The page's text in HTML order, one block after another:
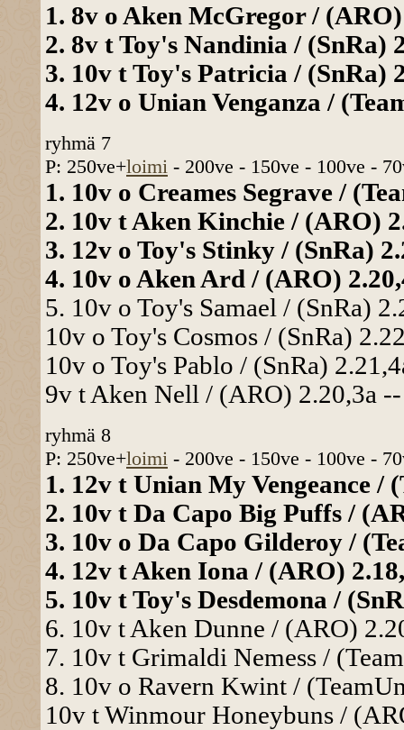
1. 8v o Aken McGregor /
2. 8v t Toy's Nandinia / (SnRa)
3. 10v t Toy's Patricia / (SnRa)
4. 12v o Unian Venganza /
ryhmä 7
P: 250ve+loimi - 200ve - 150ve - 100ve -
1. 10v o Creames Segrave /
2. 10v t Aken Kinchie / (ARO)
3. 12v o Toy's Stinky / (SnRa)
4. 10v o Aken Ard / (ARO)
5. 10v o Toy's Samael / (SnRa)
10v o Toy's Cosmos / (SnRa)
10v o Toy's Pablo / (SnRa)
9v t Aken Nell / (ARO) 2.20,3a
ryhmä 8
P: 250ve+loimi - 200ve - 150ve - 100ve -
1. 12v t Unian My Vengeance /
2. 10v t Da Capo Big Puffs /
3. 10v o Da Capo Gilderoy /
4. 12v t Aken Iona / (ARO)
5. 10v t Toy's Desdemona /
6. 10v t Aken Dunne / (ARO)
7. 10v t Grimaldi Nemess /
8. 10v o Ravern Kwint /
10v t Winmour Honeybuns /